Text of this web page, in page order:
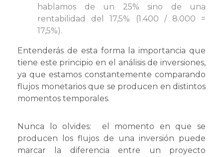
hablamos de un 25% sino de una
rentabilidad del 17,5% (1.400 / 8.000 =
17,5%).
Entenderás de esta forma la importancia que
tiene este principio en el análisis de inversiones,
ya que estamos constantemente comparando
flujos monetarios que se producen en distintos
momentos temporales.
Nunca lo olvides: el momento en que se
producen los flujos de una inversión puede
marcar la diferencia entre un proyecto